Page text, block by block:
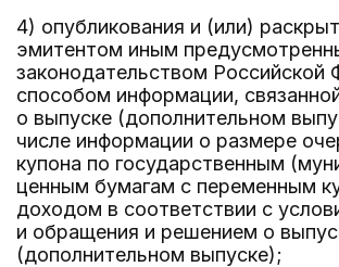
4) опубликования и (или)
эмитентом иным
законодательством Российской
способом информации,
о выпуске (дополнительном
числе информации о размере
купона по государственным
ценным бумагам с переменным
доходом в соответствии с
и обращения и решением о
(дополнительном выпуске);